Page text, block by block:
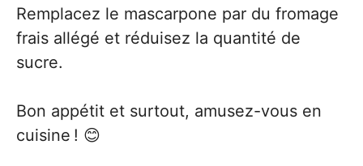
Remplacez le mascarpone par du fromage
frais allégé et réduisez la quantité de
sucre.
Bon appétit et surtout, amusez-vous en
cuisine ! 😊